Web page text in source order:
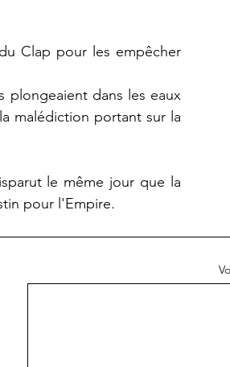
Clap pour les empêcher
plongeaient dans les eaux
malédiction portant sur la
le même jour que la
pour l'Empire.